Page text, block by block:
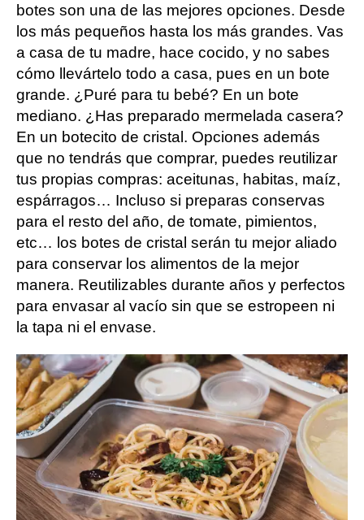
botes son una de las mejores opciones. Desde
los más pequeños hasta los más grandes. Vas
a casa de tu madre, hace cocido, y no sabes
cómo llevártelo todo a casa, pues en un bote
grande. ¿Puré para tu bebé? En un bote
mediano. ¿Has preparado mermelada casera?
En un botecito de cristal. Opciones además
que no tendrás que comprar, puedes reutilizar
tus propias compras: aceitunas, habitas, maíz,
espárragos… Incluso si preparas conservas
para el resto del año, de tomate, pimientos,
etc… los botes de cristal serán tu mejor aliado
para conservar los alimentos de la mejor
manera. Reutilizables durante años y perfectos
para envasar al vacío sin que se estropeen ni
la tapa ni el envase.